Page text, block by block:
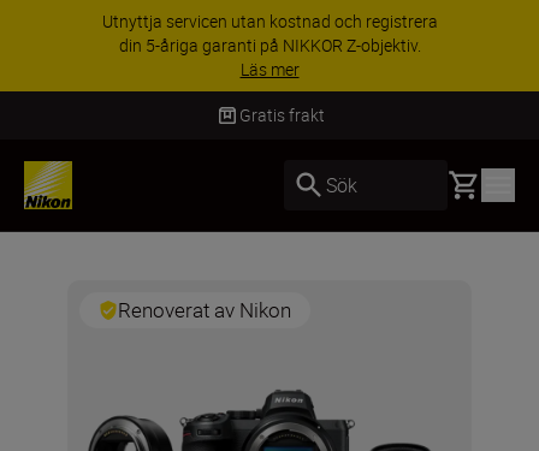
Utnyttja servicen utan kostnad och registrera
din 5-åriga garanti på NIKKOR Z-objektiv.
Läs mer
Gratis frakt
Sök Basket
Renoverat av Nikon